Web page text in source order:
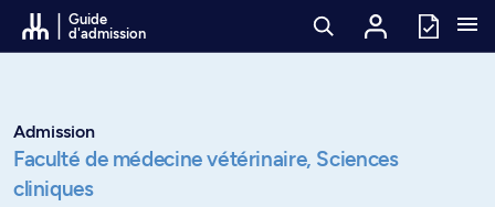
Passer au contenu
Guide
d'admission
Admission
Faculté de médecine vétérinaire, Sciences
cliniques